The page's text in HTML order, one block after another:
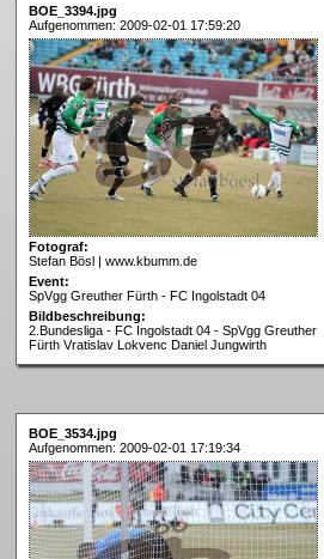
BOE_3394.jpg
Aufgenommen: 2009-02-01 17:59:20
Fotograf:
Stefan Bösl | www.kbumm.de
Event:
SpVgg Greuther Fürth - FC Ingolstadt 04
Bildbeschreibung:
2.Bundesliga - FC Ingolstadt 04 - SpVgg Greuther
Fürth Vratislav Lokvenc Daniel Jungwirth
BOE_3534.jpg
Aufgenommen: 2009-02-01 17:19:34